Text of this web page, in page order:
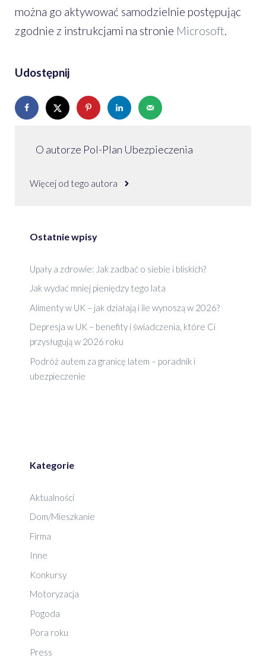
można go aktywować samodzielnie postępując
zgodnie z instrukcjami na stronie Microsoft.
Udostępnij
O autorze Pol-Plan Ubezpieczenia
Więcej od tego autora
Ostatnie wpisy
Upały a zdrowie: Jak zadbać o siebie i bliskich?
Jak wydać mniej pieniędzy tego lata
Alimenty w UK – jak działają i ile wynoszą w 2026?
Depresja w UK – benefity i świadczenia, które Ci
przysługują w 2026 roku
Podróż autem za granicę latem – poradnik i
ubezpieczenie
Kategorie
Aktualności
Dom/Mieszkanie
Firma
Inne
Konkursy
Motoryzacja
Pogoda
Pora roku
Press